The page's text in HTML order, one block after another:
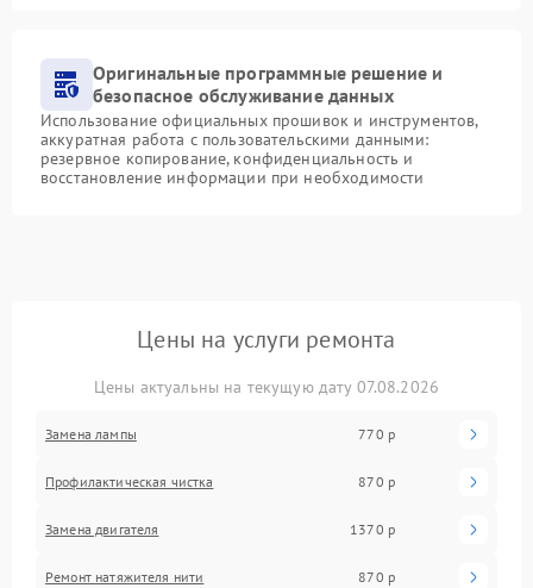
Оригинальные программные решение и
безопасное обслуживание данных
Использование официальных прошивок и инструментов,
аккуратная работа с пользовательскими данными:
резервное копирование, конфиденциальность и
восстановление информации при необходимости
Цены на услуги ремонта
Цены актуальны на текущую дату 07.08.2026
Замена лампы 770 р
Профилактическая чистка 870 р
Замена двигателя 1370 р
Ремонт натяжителя нити 870 р